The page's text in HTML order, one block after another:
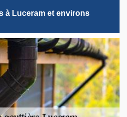
à Luceram et environs